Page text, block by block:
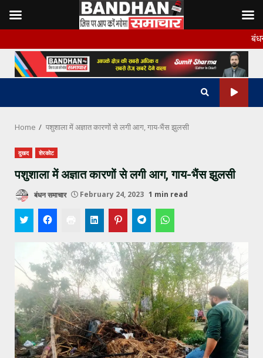
to
content
बंधन समाचार
Home पशुशाला में अज्ञात कारणों से लगी आग, गाय-भैंस झुलसी
दुखद शेरकोट
पशुशाला में अज्ञात कारणों से लगी आग, गाय-भैंस झुलसी
बंधन समाचार February 24, 2023 1 min read